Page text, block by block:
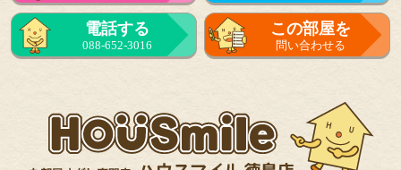
電話する
088-652-3016
この部屋を
問い合わせる